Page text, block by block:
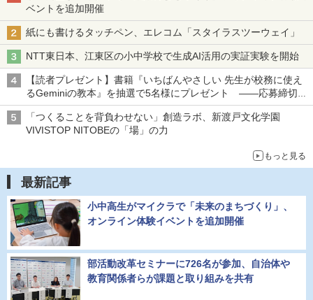
ベントを追加開催
紙にも書けるタッチペン、エレコム「スタイラスツーウェイ」
NTT東日本、江東区の小中学校で生成AI活用の実証実験を開始
【読者プレゼント】書籍『いちばんやさしい 先生が校務に使え
るGeminiの教本』を抽選で5名様にプレゼント ――応募締切は
2026年8月12日（水）まで
「つくることを背負わせない」創造ラボ、新渡戸文化学園
VIVISTOP NITOBEの「場」の力
もっと見る
最新記事
小中高生がマイクラで「未来のまちづくり」、
オンライン体験イベントを追加開催
部活動改革セミナーに726名が参加、自治体や
教育関係者らが課題と取り組みを共有